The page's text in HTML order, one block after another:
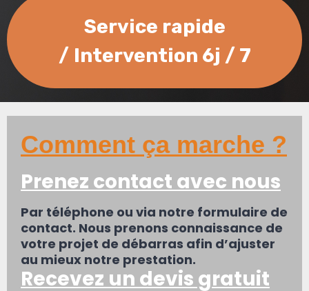
Service rapide
/ Intervention 6j / 7
Comment ça marche ?
Prenez contact avec nous
Par téléphone ou via notre formulaire de
contact. Nous prenons connaissance de
votre projet de débarras afin d’ajuster
au mieux notre prestation.
Recevez un devis gratuit